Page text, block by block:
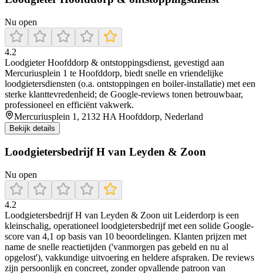
Nu open
4.2
Loodgieter Hoofddorp & ontstoppingsdienst, gevestigd aan
Mercuriusplein 1 te Hoofddorp, biedt snelle en vriendelijke
loodgietersdiensten (o.a. ontstoppingen en boiler-installatie) met een
sterke klanttevredenheid; de Google-reviews tonen betrouwbaar,
professioneel en efficiënt vakwerk.
Mercuriusplein 1, 2132 HA Hoofddorp, Nederland
Bekijk details
Loodgietersbedrijf H van Leyden & Zoon
Nu open
4.2
Loodgietersbedrijf H van Leyden & Zoon uit Leiderdorp is een
kleinschalig, operationeel loodgietersbedrijf met een solide Google-
score van 4,1 op basis van 10 beoordelingen. Klanten prijzen met
name de snelle reactietijden ('vanmorgen pas gebeld en nu al
opgelost'), vakkundige uitvoering en heldere afspraken. De reviews
zijn persoonlijk en concreet, zonder opvallende patroon van